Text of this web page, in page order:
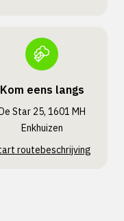
Kom eens langs
Star 25, 1601 MH
Enkhuizen
routebeschrijving